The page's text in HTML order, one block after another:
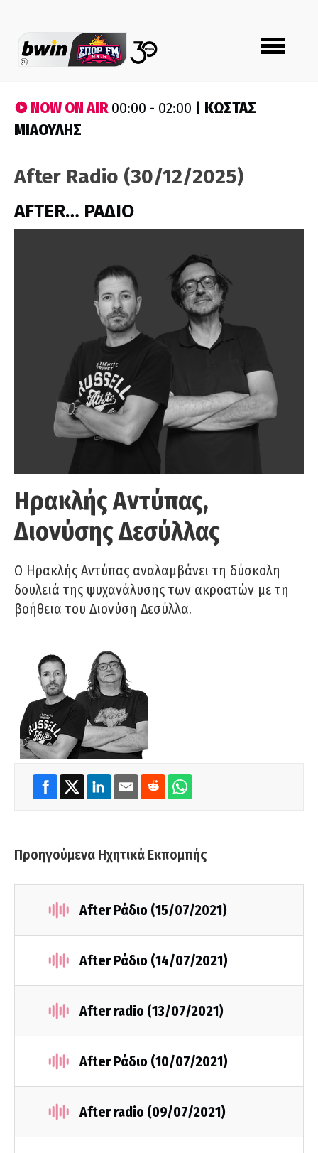
Toggle
navigation
NOW ON AIR00:00 - 02:00 | ΚΩΣΤΑΣ
ΜΙΑΟΥΛΗΣ
After Radio (30/12/2025)
AFTER… ΡΑΔΙΟ
Ηρακλής Αντύπας,
Διονύσης Δεσύλλας
Ο Ηρακλής Αντύπας αναλαμβάνει τη δύσκολη
δουλειά της ψυχανάλυσης των ακροατών με τη
βοήθεια του Διονύση Δεσύλλα.
Προηγούμενα Ηχητικά Εκπομπής
After Ράδιο (15/07/2021)
After Ράδιο (14/07/2021)
After radio (13/07/2021)
After Ράδιο (10/07/2021)
After radio (09/07/2021)